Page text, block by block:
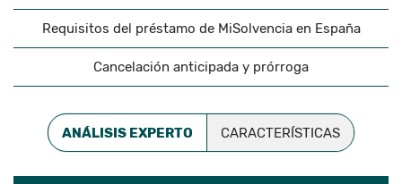
Requisitos del préstamo de MiSolvencia en España
Cancelación anticipada y prórroga
ANÁLISIS EXPERTO CARACTERÍSTICAS